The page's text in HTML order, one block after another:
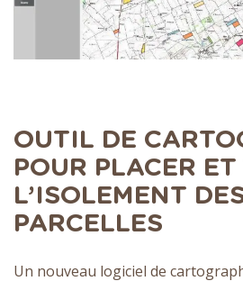
OUTIL DE
POUR PLACER
L’ISOLEMENT
PARCELLES
Un nouveau logiciel de